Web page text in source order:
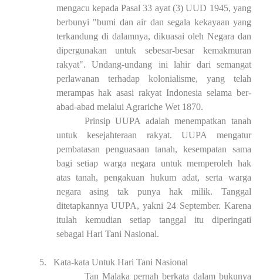
mengacu kepada Pasal 33 ayat (3) UUD 1945, yang
berbunyi "bumi dan air dan segala kekayaan yang
terkandung di dalamnya, dikuasai oleh Negara dan
dipergunakan untuk sebesar-besar kemakmuran
rakyat". Undang-undang ini lahir dari semangat
perlawanan terhadap kolonialisme, yang telah
merampas hak asasi rakyat Indonesia selama ber-
abad-abad melalui Agrariche Wet 1870.
Prinsip UUPA adalah menempatkan tanah
untuk kesejahteraan rakyat. UUPA mengatur
pembatasan penguasaan tanah, kesempatan sama
bagi setiap warga negara untuk memperoleh hak
atas tanah, pengakuan hukum adat, serta warga
negara asing tak punya hak milik. Tanggal
ditetapkannya UUPA, yakni 24 September. Karena
itulah kemudian setiap tanggal itu diperingati
sebagai Hari Tani Nasional.
5.
Kata-kata Untuk Hari Tani Nasional
Tan Malaka pernah berkata dalam bukunya